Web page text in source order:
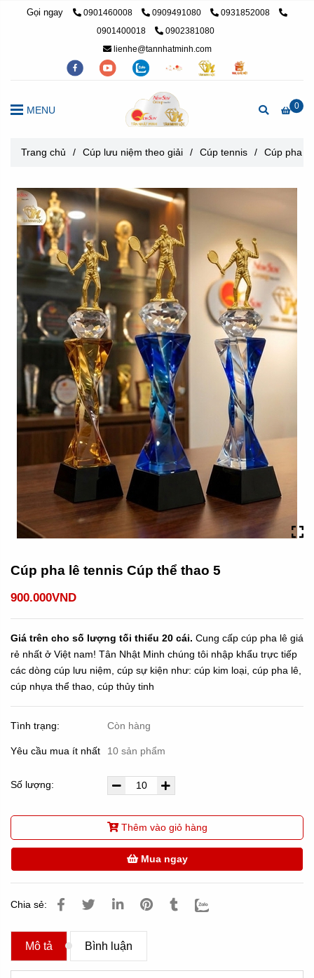
Gọi ngay 0901460008 0909491080
0931852008
0901400018
0902381080
lienhe@tannhatminh.com
0
MENU
Trang chủ / Cúp lưu niệm theo giải / Cúp tennis / Cúp pha
Cúp pha lê tennis Cúp thể thao 5
900.000VND
Giá trên cho số lượng tối thiểu 20 cái. Cung cấp cúp pha lê giá
rẻ nhất ở Việt nam! Tân Nhật Minh chúng tôi nhập khẩu trực tiếp
các dòng cúp lưu niệm, cúp sự kiện như: cúp kim loại, cúp pha lê,
cúp nhựa thể thao, cúp thủy tinh
Tình trạng: Còn hàng
Yêu cầu mua ít nhất 10 sản phẩm
Số lượng:
Thêm vào giỏ hàng
Mua ngay
Chia sẻ:
Mô tả Bình luận